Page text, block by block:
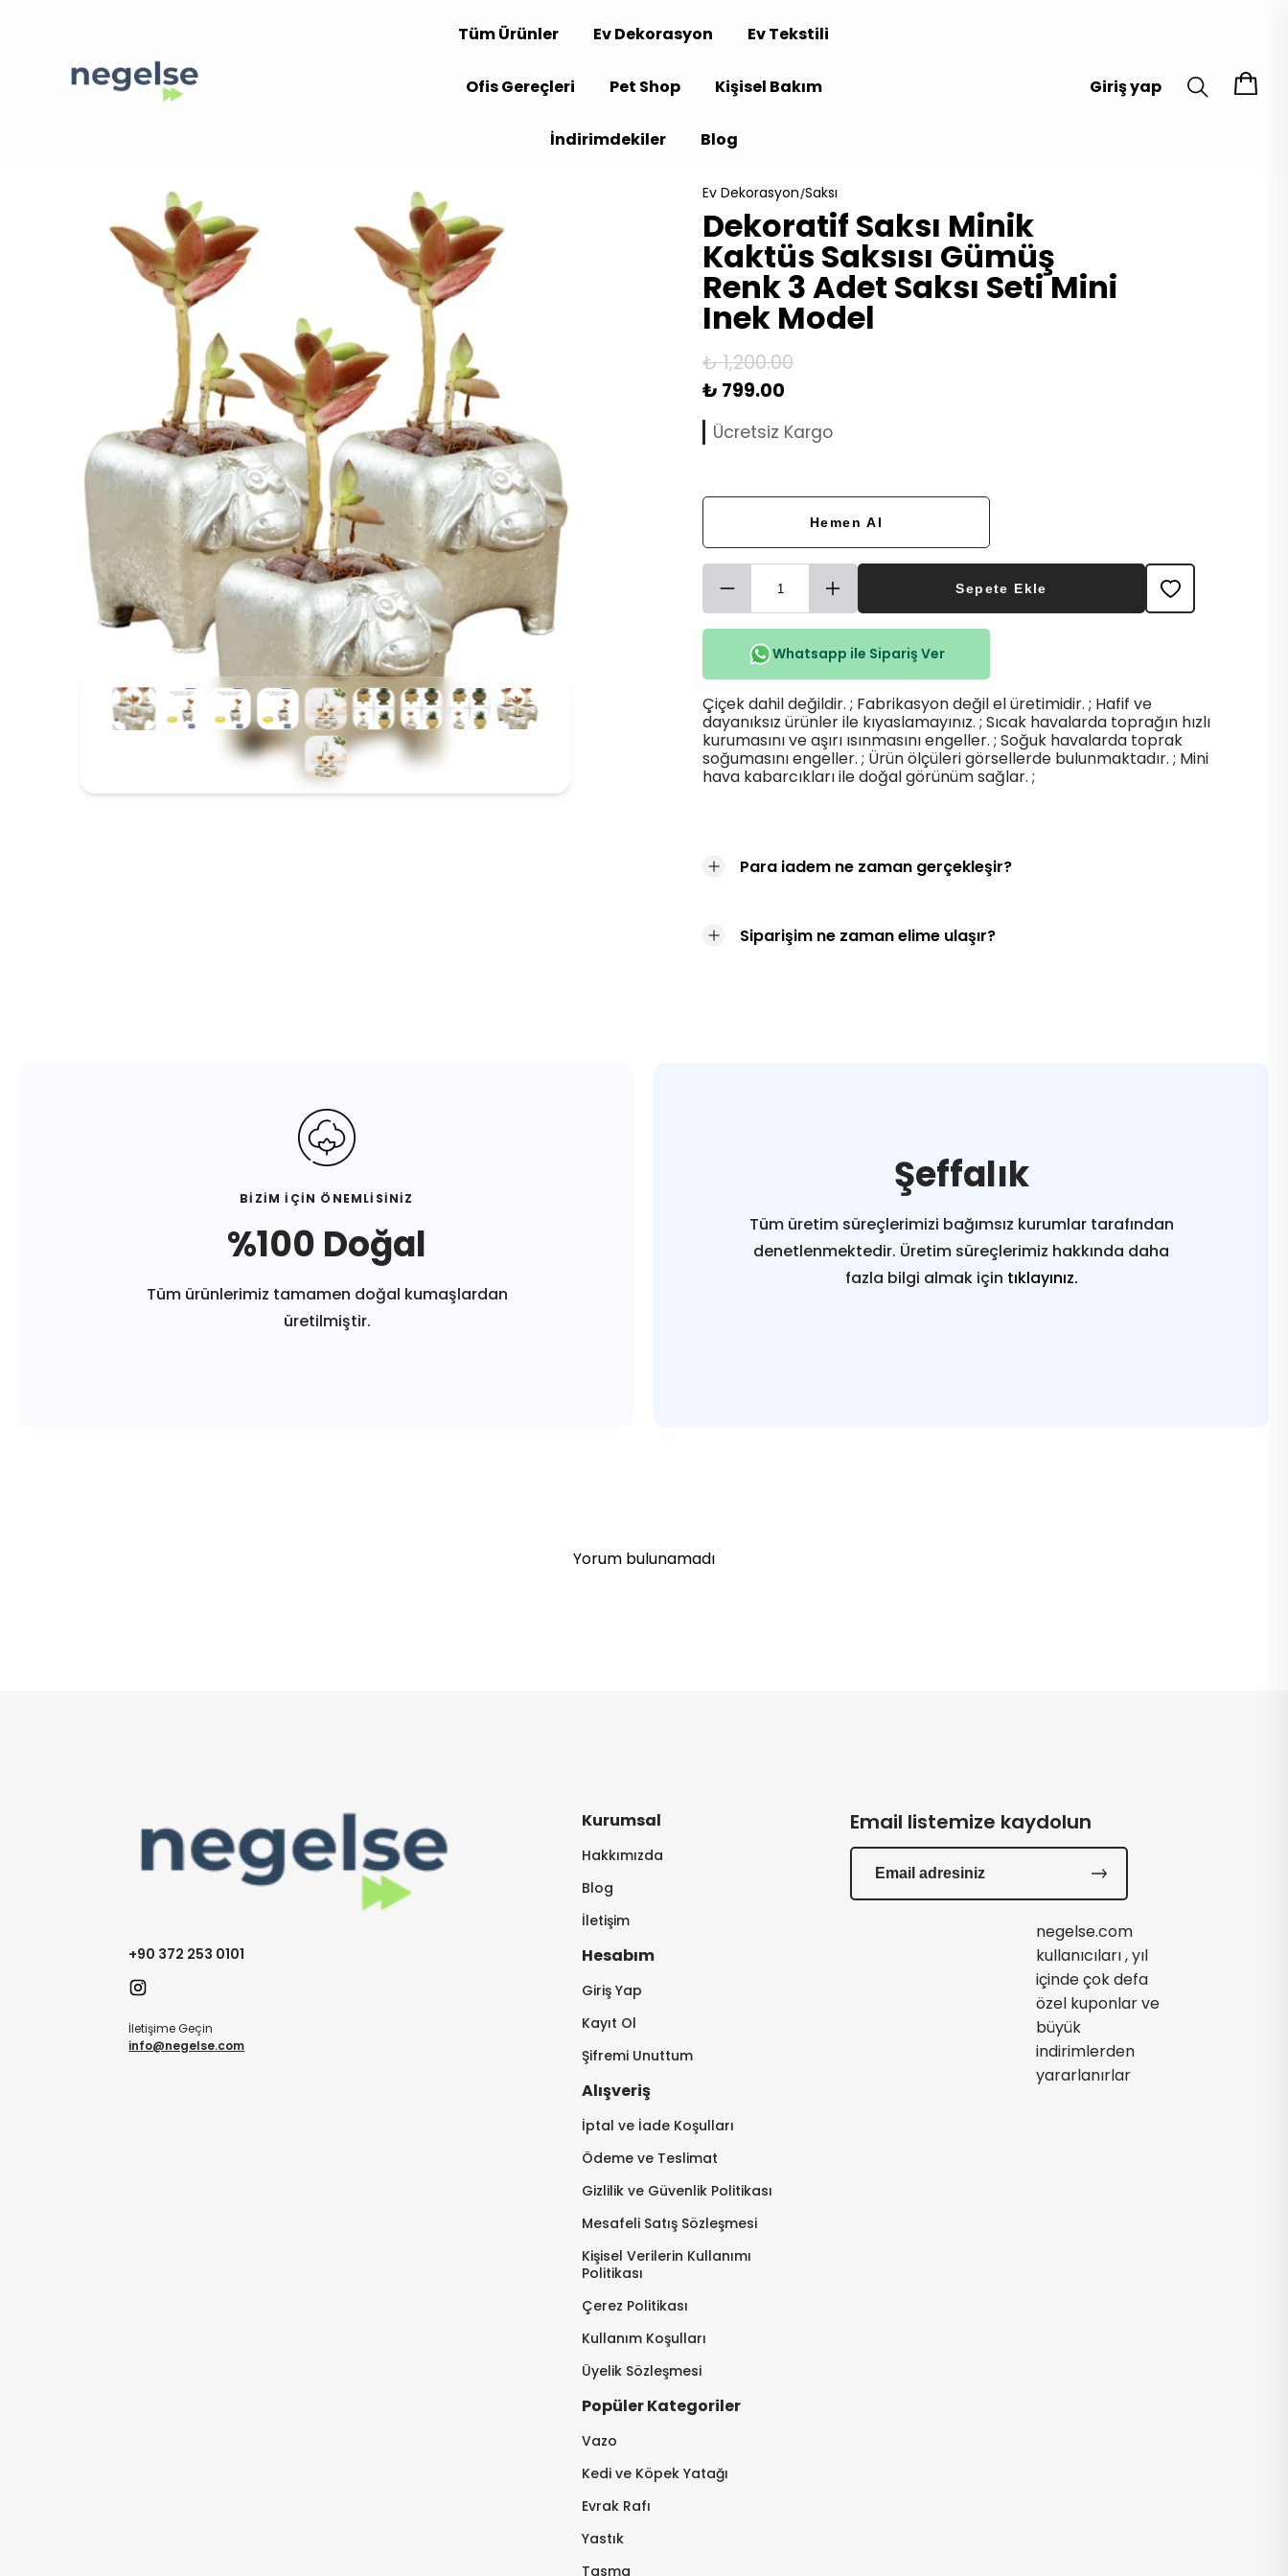
Tüm Ürünler Ev Dekorasyon Ev Tekstili
Ofis Gereçleri Pet Shop Kişisel Bakım
İndirimdekiler Blog
Giriş yap
Ev Dekorasyon Saksı
Dekoratif Saksı Minik
Kaktüs Saksısı Gümüş
Renk 3 Adet Saksı Seti Mini
Inek Model
₺ 1,200.00
₺ 799.00
Ücretsiz Kargo
Hemen Al
Sepete Ekle
Whatsapp ile Sipariş Ver
Çiçek dahil değildir. ; Fabrikasyon değil el üretimidir. ; Hafif ve
dayanıksız ürünler ile kıyaslamayınız. ; Sıcak havalarda toprağın hızlı
kurumasını ve aşırı ısınmasını engeller. ; Soğuk havalarda toprak
soğumasını engeller. ; Ürün ölçüleri görsellerde bulunmaktadır. ; Mini
hava kabarcıkları ile doğal görünüm sağlar. ;
Para iadem ne zaman gerçekleşir?
Siparişim ne zaman elime ulaşır?
BİZİM İÇİN ÖNEMLİSİNİZ
%100 Doğal
Tüm ürünlerimiz tamamen doğal kumaşlardan
üretilmiştir.
Şeffalık
Tüm üretim süreçlerimizi bağımsız kurumlar tarafından
denetlenmektedir. Üretim süreçlerimiz hakkında daha
fazla bilgi almak için tıklayınız.
Yorum bulunamadı
+90 372 253 0101
İletişime Geçin
info@negelse.com
Kurumsal
Hakkımızda
Blog
İletişim
Hesabım
Giriş Yap
Kayıt Ol
Şifremi Unuttum
Alışveriş
İptal ve İade Koşulları
Ödeme ve Teslimat
Gizlilik ve Güvenlik Politikası
Mesafeli Satış Sözleşmesi
Kişisel Verilerin Kullanımı
Politikası
Çerez Politikası
Kullanım Koşulları
Üyelik Sözleşmesi
Popüler Kategoriler
Vazo
Kedi ve Köpek Yatağı
Evrak Rafı
Yastık
Tasma
Email listemize kaydolun
negelse.com
kullanıcıları , yıl
içinde çok defa
özel kuponlar ve
büyük
indirimlerden
yararlanırlar